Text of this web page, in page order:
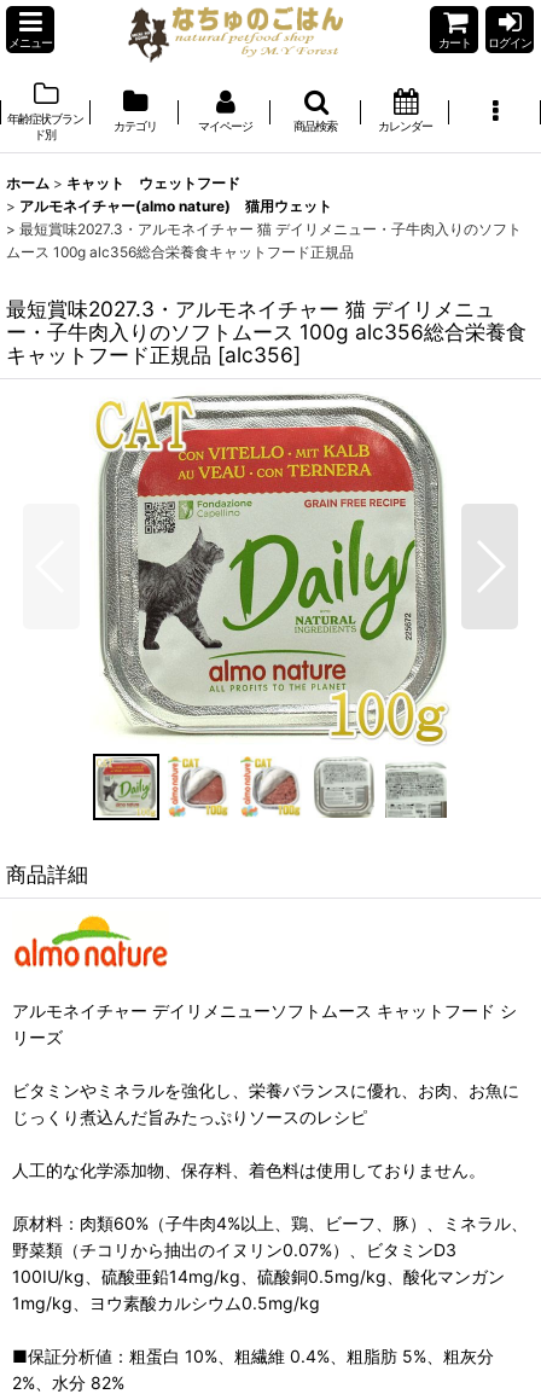
メニュー カート ログイン
年齢症状ブラン
ド別
カテゴリ マイページ 商品検索 カレンダー
ホーム > キャット ウェットフード
> アルモネイチャー(almo nature) 猫用ウェット
> 最短賞味2027.3・アルモネイチャー 猫 デイリメニュー・子牛肉入りのソフト
ムース 100g alc356総合栄養食キャットフード正規品
最短賞味2027.3・アルモネイチャー 猫 デイリメニュ
ー・子牛肉入りのソフトムース 100g alc356総合栄養食
キャットフード正規品 [alc356]
商品詳細
アルモネイチャー デイリメニューソフトムース キャットフード シ
リーズ
ビタミンやミネラルを強化し、栄養バランスに優れ、お肉、お魚に
じっくり煮込んだ旨みたっぷりソースのレシピ
人工的な化学添加物、保存料、着色料は使用しておりません。
原材料：肉類60%（子牛肉4%以上、鶏、ビーフ、豚）、ミネラル、
野菜類（チコリから抽出のイヌリン0.07%）、ビタミンD3
100IU/kg、硫酸亜鉛14mg/kg、硫酸銅0.5mg/kg、酸化マンガン
1mg/kg、ヨウ素酸カルシウム0.5mg/kg
■保証分析値：粗蛋白 10%、粗繊維 0.4%、粗脂肪 5%、粗灰分
2%、水分 82%